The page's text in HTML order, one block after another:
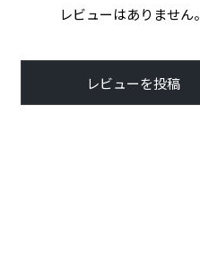
レビューはありません。
レビューを投稿